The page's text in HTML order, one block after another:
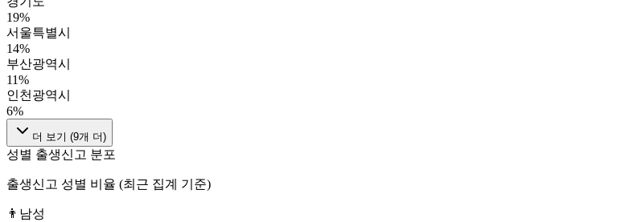
19%
서울특별시
14%
부산광역시
11%
인천광역시
6%
더 보기 (9개 더)
성별 출생신고 분포
출생신고 성별 비율 (최근 집계 기준)
👨 남성